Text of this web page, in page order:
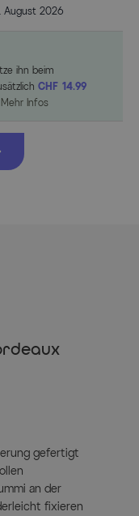
August 2026
ihn beim
CHF 14.99
Mehr Infos
gefertigt
an der
fixieren